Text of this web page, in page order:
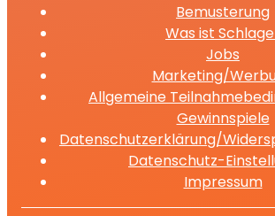
Bemusterung
Was ist
Jobs
Marketing/
Allgemeine
Gewinnspiele
Datenschutzerklärung/
Datenschutz-
Impressum